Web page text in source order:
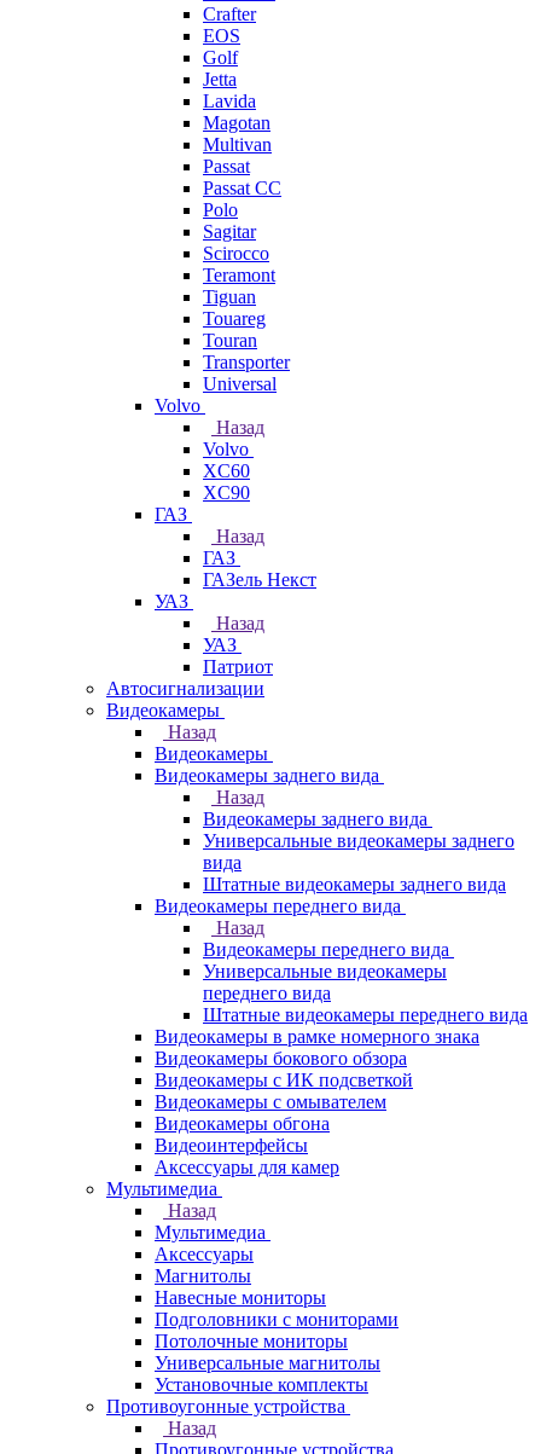
Crafter
EOS
Golf
Jetta
Lavida
Magotan
Multivan
Passat
Passat CC
Polo
Sagitar
Scirocco
Teramont
Tiguan
Touareg
Touran
Transporter
Universal
Volvo
Назад
Volvo
XC60
XC90
ГАЗ
Назад
ГАЗ
ГАЗель Некст
УАЗ
Назад
УАЗ
Патриот
Автосигнализации
Видеокамеры
Назад
Видеокамеры
Видеокамеры заднего вида
Назад
Видеокамеры заднего вида
Универсальные видеокамеры заднего
вида
Штатные видеокамеры заднего вида
Видеокамеры переднего вида
Назад
Видеокамеры переднего вида
Универсальные видеокамеры
переднего вида
Штатные видеокамеры переднего вида
Видеокамеры в рамке номерного знака
Видеокамеры бокового обзора
Видеокамеры с ИК подсветкой
Видеокамеры с омывателем
Видеокамеры обгона
Видеоинтерфейсы
Аксессуары для камер
Мультимедиа
Назад
Мультимедиа
Аксессуары
Магнитолы
Навесные мониторы
Подголовники с мониторами
Потолочные мониторы
Универсальные магнитолы
Установочные комплекты
Противоугонные устройства
Назад
Противоугонные устройства